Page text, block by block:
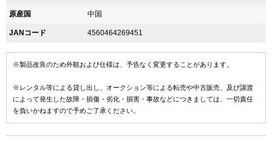
原産国 中国
JANコード 4560464269451
※製品改良のため外観および仕様は、予告なく変更することがあります。
※レンタル等による貸し出し、オークション等による転売や中古販売、及び譲渡
によって発生した故障・損傷・劣化・損害・事故などにつきましては、一切責任
を負いかねますので予めご了承ください。